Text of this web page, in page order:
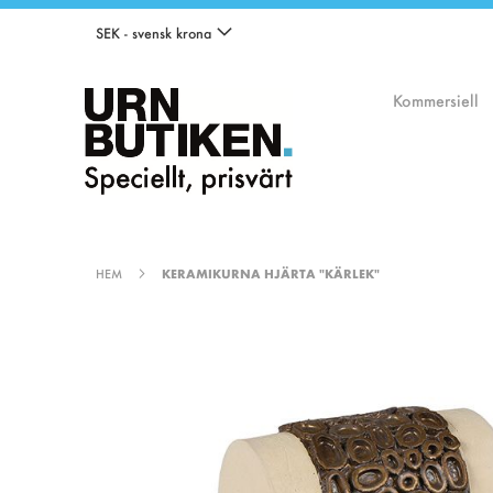
Hoppa
SEK - svensk krona
Kommersiell
HEM KERAMIKURNA HJÄRTA "KÄRLEK"